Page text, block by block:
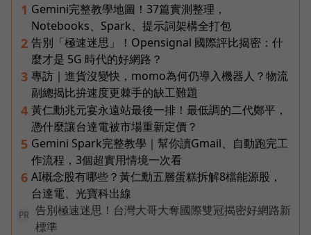
1 Gemini完整教學地圖！37篇實測整理，
Notebooks、Spark、提示詞架構全打包
2 告別「極速迷思」！Opensignal 國際評比揭密：什
麼才是 5G 時代的好網路？
3 專訪｜進貨沒變快，momo為何仍導入機器人？物流
副總揭比拚速度更棘手的缺工難題
4 黃仁勳兆元宴永遠站最後一排！最低調的二代鄭平，
憑什麼讓台達電被市場重新定價？
5 Gemini Spark完整教學｜幫你讀Gmail、自動跑完工
作流程，3個超實用情境一次看
6 AI概念股有哪些？黃仁勳五層蛋糕拆解8檔能源股，
台達電、光寶科出線
PR
告別極速迷思！台灣大哥大奪國際雙冠揭密好網路新
標準